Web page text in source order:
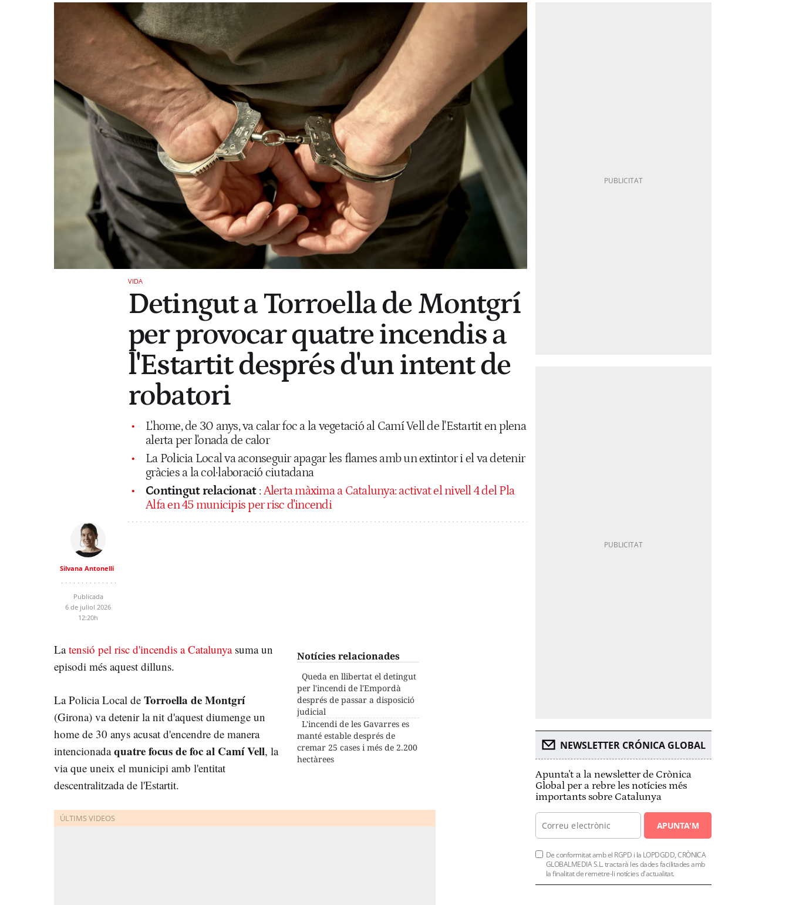
VIDA
Detingut a Torroella de Montgrí
per provocar quatre incendis a
l'Estartit després d'un intent de
robatori
L'home, de 30 anys, va calar foc a la vegetació al Camí Vell de l'Estartit en plena
alerta per l'onada de calor
La Policia Local va aconseguir apagar les flames amb un extintor i el va detenir
gràcies a la col·laboració ciutadana
Contingut relacionat : Alerta màxima a Catalunya: activat el nivell 4 del Pla
Alfa en 45 municipis per risc d'incendi
Silvana Antonelli
Publicada
6 de juliol 2026
12:20h
Notícies relacionades
Queda en llibertat el detingut
per l'incendi de l'Empordà
després de passar a disposició
judicial
L'incendi de les Gavarres es
manté estable després de
cremar 25 cases i més de 2.200
hectàrees
Latensió pel risc d'incendis a Catalunyasuma un
episodi més aquest dilluns.
La Policia Local de Torroella de Montgrí
(Girona) va detenir la nit d'aquest diumenge un
home de 30 anys acusat d'encendre de manera
intencionadaquatre focus de foc al Camí Vell, la
via que uneix el municipi amb l'entitat
descentralitzada de l'Estartit.
NEWSLETTER CRÓNICA GLOBAL
Apunta't a la newsletter de Crònica
Global per a rebre les notícies més
importants sobre Catalunya
APUNTA'M
De conformitat amb el RGPD i la LOPDGDD, CRÒNICA
GLOBALMEDIA S.L. tractarà les dades facilitades amb
la finalitat de remetre-li notícies d'actualitat.